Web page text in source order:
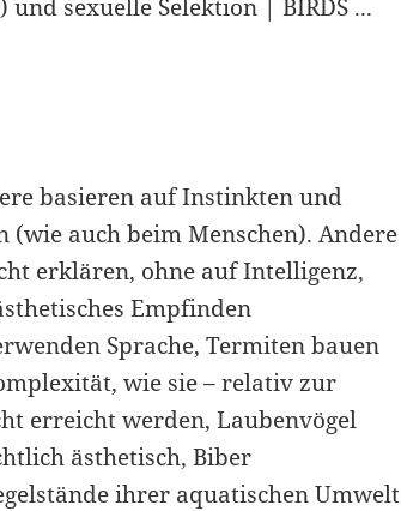
basieren auf Instinkten und
(wie auch beim Menschen). Andere
erklären, ohne auf Intelligenz,
Empfinden
Sprache, Termiten bauen
wie sie – relativ zur
erreicht werden, Laubenvögel
ästhetisch, Biber
ihrer aquatischen Umwelt